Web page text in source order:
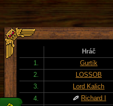
Hráč
1.
Gurtík
2.
LOSSOB
3.
Lord Kalich
4.
Richard I